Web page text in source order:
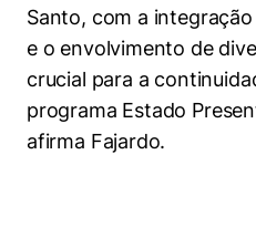
Santo, com a
e o envolvimento de
crucial para a
programa Estado
afirma Fajardo.